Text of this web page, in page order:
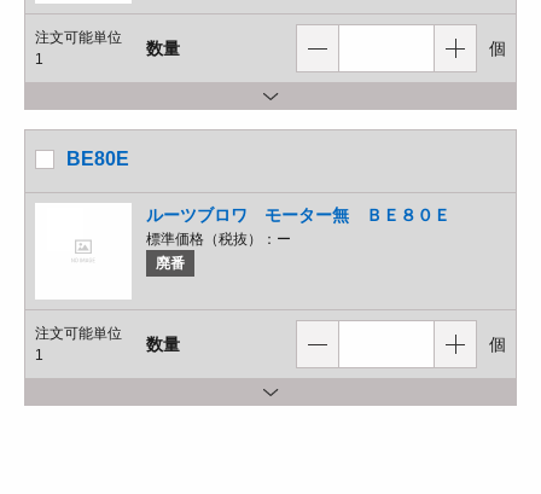
注文可能単位
1
数量 個
BE80E
ルーツブロワ モーター無 ＢＥ８０Ｅ
標準価格（税抜）： ー
廃番
注文可能単位
1
数量 個